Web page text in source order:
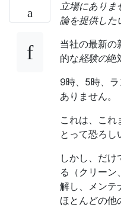
立場にあり
論を提供した
当社の最新の
的な経験の絶
9時、5時、
ありません。
これは、これ
とって恐ろし
しかし、だ
る（クリーン
解し、メンテ
ほとんどの他